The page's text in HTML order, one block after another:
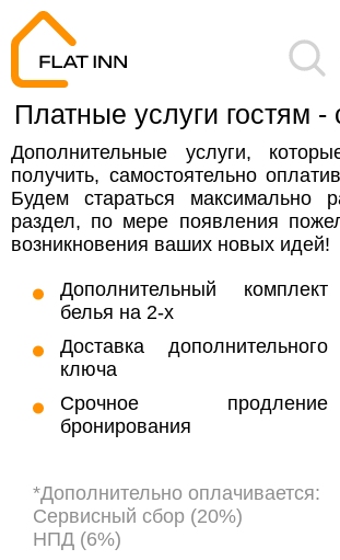
Платные услуги гостям -
Дополнительные услуги,
получить, самостоятельно
Будем стараться максимально
раздел, по мере появления
возникновения ваших новых идей!
Дополнительный комплект
белья на 2-х
Доставка дополнительного
ключа
Срочное продление
бронирования
*Дополнительно оплачивается:
Сервисный сбор (20%)
НПД (6%)